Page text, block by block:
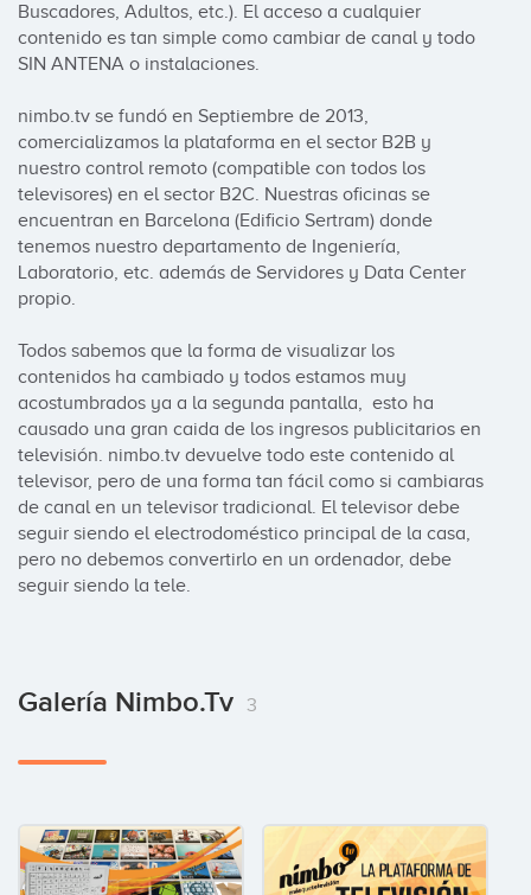
Buscadores, Adultos, etc.). El acceso a cualquier
contenido es tan simple como cambiar de canal y todo
SIN ANTENA o instalaciones.
nimbo.tv se fundó en Septiembre de 2013,
comercializamos la plataforma en el sector B2B y
nuestro control remoto (compatible con todos los
televisores) en el sector B2C. Nuestras oficinas se
encuentran en Barcelona (Edificio Sertram) donde
tenemos nuestro departamento de Ingeniería,
Laboratorio, etc. además de Servidores y Data Center
propio.
Todos sabemos que la forma de visualizar los
contenidos ha cambiado y todos estamos muy
acostumbrados ya a la segunda pantalla,  esto ha
causado una gran caida de los ingresos publicitarios en
televisión. nimbo.tv devuelve todo este contenido al
televisor, pero de una forma tan fácil como si cambiaras
de canal en un televisor tradicional. El televisor debe
seguir siendo el electrodoméstico principal de la casa,
pero no debemos convertirlo en un ordenador, debe
seguir siendo la tele.
Galería Nimbo.tv 3